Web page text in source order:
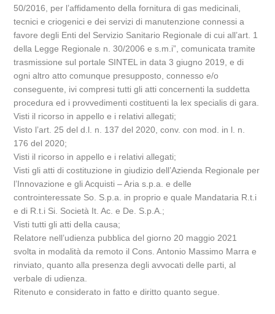
50/2016, per l’affidamento della fornitura di gas medicinali,
tecnici e criogenici e dei servizi di manutenzione connessi a
favore degli Enti del Servizio Sanitario Regionale di cui all’art. 1
della Legge Regionale n. 30/2006 e s.m.i”, comunicata tramite
trasmissione sul portale SINTEL in data 3 giugno 2019, e di
ogni altro atto comunque presupposto, connesso e/o
conseguente, ivi compresi tutti gli atti concernenti la suddetta
procedura ed i provvedimenti costituenti la lex specialis di gara.
Visti il ricorso in appello e i relativi allegati;
Visto l’art. 25 del d.l. n. 137 del 2020, conv. con mod. in l. n.
176 del 2020;
Visti il ricorso in appello e i relativi allegati;
Visti gli atti di costituzione in giudizio dell’Azienda Regionale per
l’Innovazione e gli Acquisti – Aria s.p.a. e delle
controinteressate So. S.p.a. in proprio e quale Mandataria R.t.i
e di R.t.i Si. Società It. Ac. e De. S.p.A.;
Visti tutti gli atti della causa;
Relatore nell’udienza pubblica del giorno 20 maggio 2021
svolta in modalità da remoto il Cons. Antonio Massimo Marra e
rinviato, quanto alla presenza degli avvocati delle parti, al
verbale di udienza.
Ritenuto e considerato in fatto e diritto quanto segue.